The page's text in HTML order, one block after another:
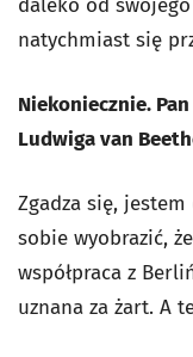
natychmiast się
Niekoniecznie.
Ludwiga van
Zgadza się,
sobie wyobrazić,
współpraca z
uznana za żart. A